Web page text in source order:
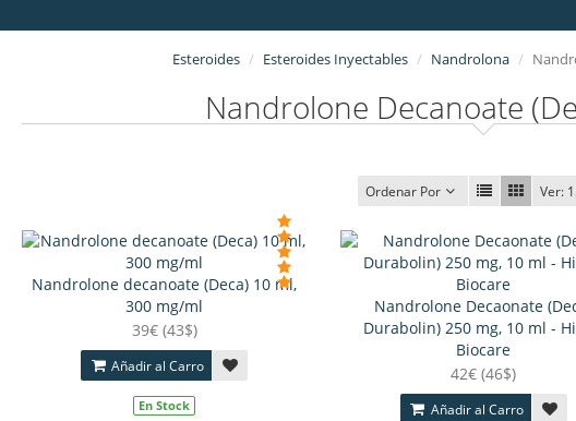
Esteroides Esteroides Inyectables Nandrolona
Nandrolone Decanoate
Ordenar Por Ver:
Nandrolone decanoate (Deca) 10 ml,
300 mg/ml
39€ (43$)
Añadir al Carro
En Stock
Nandrolone Decaonate
Durabolin) 250 mg, 10 ml -
Biocare
42€ (46$)
Añadir al Carro